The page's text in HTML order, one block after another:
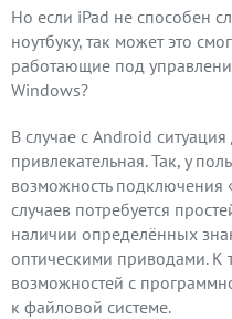
Но если iPad не способен
ноутбуку, так может это
работающие под
Windows?
В случае с Android
привлекательная. Так, у
возможность подключения
случаев потребуется
наличии определённых
оптическими приводами. К
возможностей с
к файловой системе.